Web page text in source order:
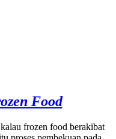
Food
frozen food berakibat